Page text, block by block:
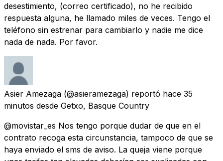
desestimiento, (correo certificado), no he recibido
respuesta alguna, he llamado miles de veces. Tengo el
teléfono sin estrenar para cambiarlo y nadie me dice
nada de nada. Por favor.
Asier Amezaga (@asieramezaga) reportó hace 35
minutos desde Getxo, Basque Country
@movistar_es Nos tengo porque dudar de que en el
contrato recoga esta circunstancia, tampoco de que se
haya enviado el sms de aviso. La queja viene porque